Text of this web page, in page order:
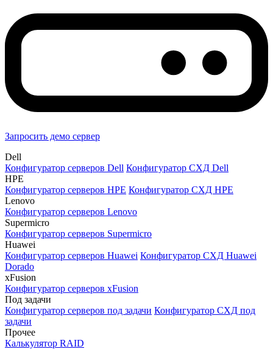
Запросить демо сервер
Dell
Конфигуратор серверов Dell Конфигуратор СХД Dell
HPE
Конфигуратор серверов HPE Конфигуратор СХД HPE
Lenovo
Конфигуратор серверов Lenovo
Supermicro
Конфигуратор серверов Supermicro
Huawei
Конфигуратор серверов Huawei Конфигуратор СХД Huawei
Dorado
xFusion
Конфигуратор серверов xFusion
Под задачи
Конфигуратор серверов под задачи Конфигуратор СХД под
задачи
Прочее
Калькулятор RAID